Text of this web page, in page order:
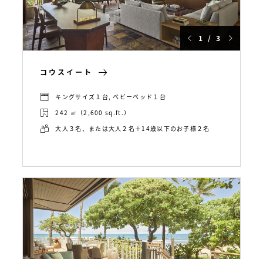
1 / 3
コウスイート
キングサイズ１台, ベビーベッド１台
242 ㎡（2,600 sq.ft.）
大人３名、または大人２名＋14歳以下のお子様２名